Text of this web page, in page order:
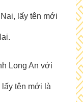
lấy tên mới
Long An với
lấy tên mới là